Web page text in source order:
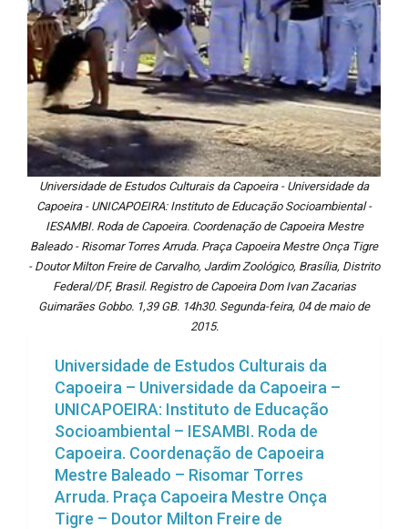
Universidade de Estudos Culturais da Capoeira - Universidade da
Capoeira - UNICAPOEIRA: Instituto de Educação Socioambiental -
IESAMBI. Roda de Capoeira. Coordenação de Capoeira Mestre
Baleado - Risomar Torres Arruda. Praça Capoeira Mestre Onça Tigre
- Doutor Milton Freire de Carvalho, Jardim Zoológico, Brasília, Distrito
Federal/DF, Brasil. Registro de Capoeira Dom Ivan Zacarias
Guimarães Gobbo. 1,39 GB. 14h30. Segunda-feira, 04 de maio de
2015.
Universidade de Estudos Culturais da
Capoeira – Universidade da Capoeira –
UNICAPOEIRA: Instituto de Educação
Socioambiental – IESAMBI. Roda de
Capoeira. Coordenação de Capoeira
Mestre Baleado – Risomar Torres
Arruda. Praça Capoeira Mestre Onça
Tigre – Doutor Milton Freire de